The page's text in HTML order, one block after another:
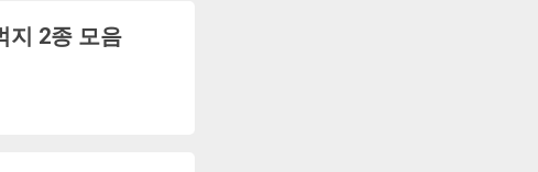
지 2종 모음